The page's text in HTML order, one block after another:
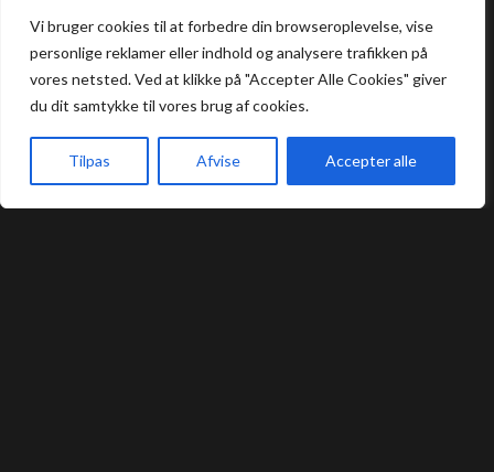
Vi bruger cookies til at forbedre din browseroplevelse, vise
personlige reklamer eller indhold og analysere trafikken på
vores netsted. Ved at klikke på "Accepter Alle Cookies" giver
du dit samtykke til vores brug af cookies.
Tilpas Afvise Accepter alle
Frokost: 12:00 - 16:00
Køkkenet lukker en halv time før lukketid.
Praktisk